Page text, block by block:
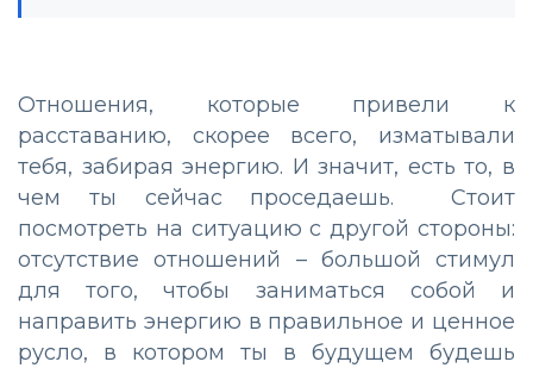
Отношения, которые привели к
расставанию, скорее всего, изматывали
тебя, забирая энергию. И значит, есть то, в
чем ты сейчас проседаешь. Стоит
посмотреть на ситуацию с другой стороны:
отсутствие отношений – большой стимул
для того, чтобы заниматься собой и
направить энергию в правильное и ценное
русло, в котором ты в будущем будешь